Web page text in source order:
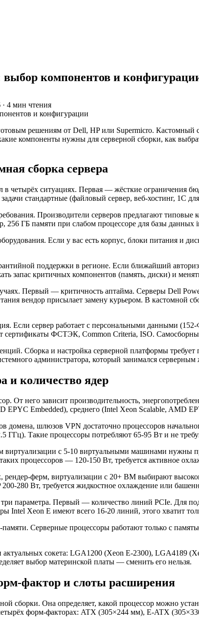
компонентов и
· 4 мин чтения
решениям от Dell, HP или Supermicro.
компоненты нужны для серверной сборки, как
сборка сервера
в четырёх ситуациях. Первая — жёсткие ограничения
стандартные (файловый сервер, веб-хостинг, 1С
Производители серверов предлагают
256 ГБ памяти при слабом процессоре для базы данных
Если у вас есть корпус, блоки питания и
поддержки в регионе. Если ближайший
запас критичных компонентов (память, диски) и
Первый — критичность аптайма. Серверы Dell
вендор присылает замену курьером. В
Если сервер работает с персональными данными
сертификаты ФСТЭК, Common Criteria, ISO.
Сборка и настройка серверной платформы
администратора, который занимался
и количество ядер
От него зависит производительность,
EPYC Embedded), среднего (Intel Xeon Scalable, AMD
домена, шлюзов VPN достаточно процессоров
ГГц). Такие процессоры потребляют 65-95 Вт и не
виртуализации с 5-10 виртуальными машинами
процессоров — 120-150 Вт, требуется активное
рендер-ферм, виртуализации с 20+ ВМ выбирают
280 Вт, требуется жидкостное охлаждение или
параметра. Первый — количество линий PCIe. Для
Intel Xeon E имеют всего 16-20 линий, этого хватит
Серверные процессоры работают только с
сокета: LGA1200 (Xeon E-2300), LGA4189
выбор материнской платы — сменить его нельзя.
фактор и слоты расширения
сборки. Она определяет, какой процессор можно
форм-факторах: ATX (305×244 мм), E-ATX